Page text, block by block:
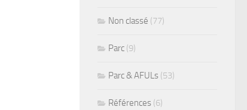
Non classé (77)
Parc (9)
Parc & AFULs (53)
Références (6)